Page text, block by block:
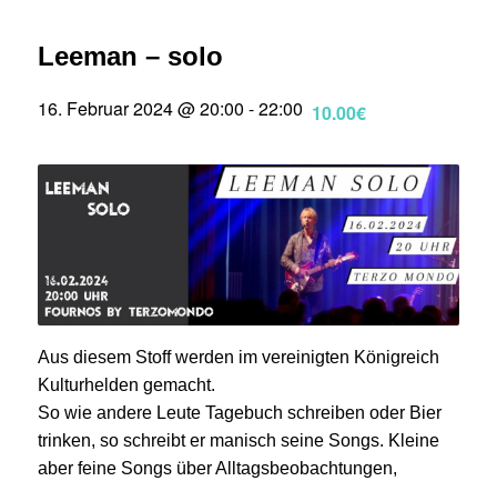
Leeman – solo
16. Februar 2024 @ 20:00 -22:00 10.00€
Aus diesem Stoff werden im vereinigten Königreich
Kulturhelden gemacht.
So wie andere Leute Tagebuch schreiben oder Bier
trinken, so schreibt er manisch seine Songs. Kleine
aber feine Songs über Alltagsbeobachtungen,